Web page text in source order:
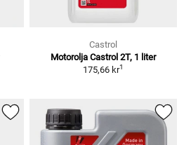
Castrol
Motorolja Castrol 2T, 1 liter
175,66 kr1